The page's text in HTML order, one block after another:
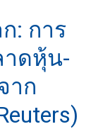
: การ
าดหุ้น-
าก